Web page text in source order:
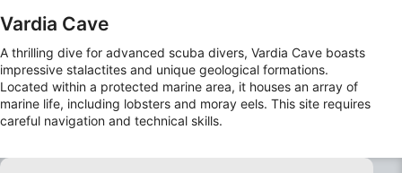
Vardia Cave
A thrilling dive for advanced scuba divers, Vardia Cave boasts
impressive stalactites and unique geological formations.
Located within a protected marine area, it houses an array of
marine life, including lobsters and moray eels. This site requires
careful navigation and technical skills.